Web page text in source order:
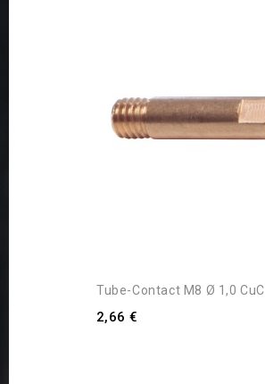
Tube-Contact M8 Ø 1,0
2,66 €